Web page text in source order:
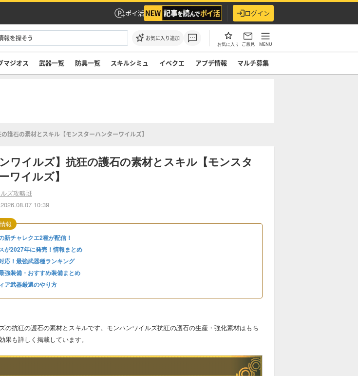
ポイ活 ログイン
お気に入り追加
お気に入り ご意見 MENU
マジオス 武器一覧 防具一覧 スキルシミュ イベクエ アプデ情報 マルチ募集
護石の素材とスキル【モンスターハンターワイルズ】
ンワイルズ】抗狂の護石の素材とスキル【モンスタ
ワイルズ】
ズ攻略班
10:39
新チャレクエ2種が配信！
が2027年に発売！情報まとめ
応！最強武器種ランキング
強装備・おすすめ装備まとめ
ア武器厳選のやり方
報
の抗狂の護石の素材とスキルです。モンハンワイルズ抗狂の護石の生産・強化素材はもち
果も詳しく掲載しています。